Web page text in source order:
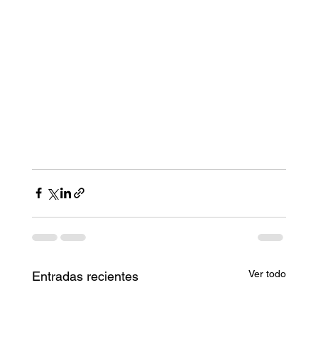
Entradas recientes Ver todo